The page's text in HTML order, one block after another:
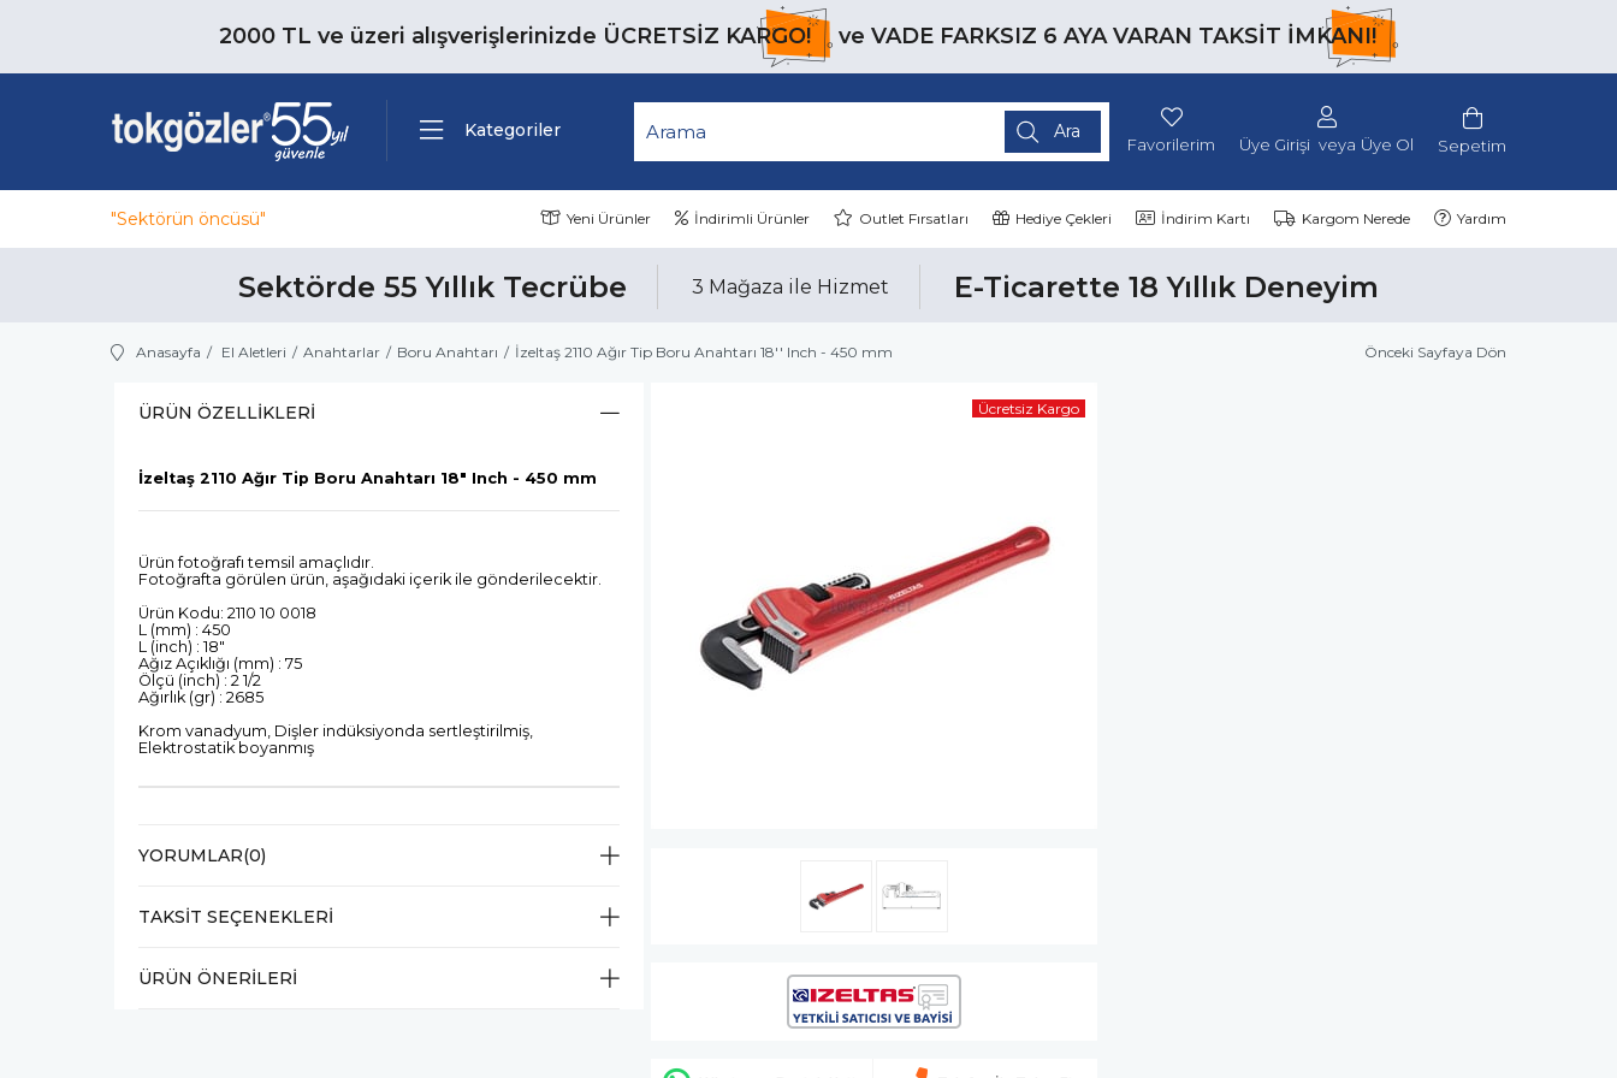
2000 TL ve üzeri alışverişlerinizde ÜCRETSİZ KARGO! ve VADE FARKSIZ 6 AYA VARAN TAKSİT İMKANI!
Kategoriler
Sepetim
Üye Girişi Üye Ol
Favorilerim
"Sektörün öncüsü" Yeni Ürünler İndirimli Ürünler Outlet Fırsatları Hediye Çekleri İndirim Kartı Kargom Nerede Yardım
Sektörde 55 Yıllık Tecrübe 3 Mağaza ile Hizmet E-Ticarette 18 Yıllık Deneyim
Anasayfa El Aletleri Anahtarlar Boru Anahtarı İzeltaş 2110 Ağır Tip Boru Anahtarı 18'' Inch - 450 mm Önceki Sayfaya Dön
ÜRÜN ÖZELLIKLERI
İzeltaş 2110 Ağır Tip Boru Anahtarı 18" Inch - 450 mm
Ürün fotoğrafı temsil amaçlıdır.
Fotoğrafta görülen ürün, aşağıdaki içerik ile gönderilecektir.
Ürün Kodu: 2110 10 0018
L (mm) : 450
L (inch) : 18"
Ağız Açıklığı (mm) : 75
Ölçü (inch) : 2 1/2
Ağırlık (gr) : 2685
Krom vanadyum, Dişler indüksiyonda sertleştirilmiş,
Elektrostatik boyanmış
YORUMLAR(0)
TAKSIT SEÇENEKLERI
ÜRÜN ÖNERILERI
Ücretsiz Kargo